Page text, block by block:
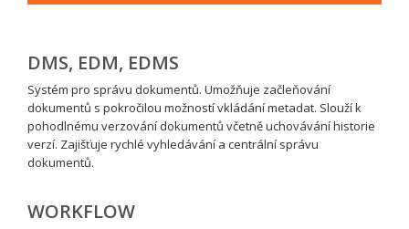
DMS, EDM, EDMS
Systém pro správu dokumentů. Umožňuje začleňování
dokumentů s pokročilou možností vkládání metadat. Slouží k
pohodlnému verzování dokumentů včetně uchovávání historie
verzí. Zajišťuje rychlé vyhledávání a centrální správu
dokumentů.
WORKFLOW